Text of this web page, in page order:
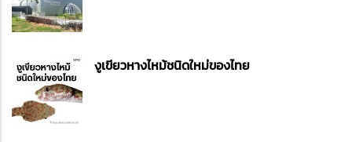
งูเขียวหางไหม้ชนิดใหม่ของไทย